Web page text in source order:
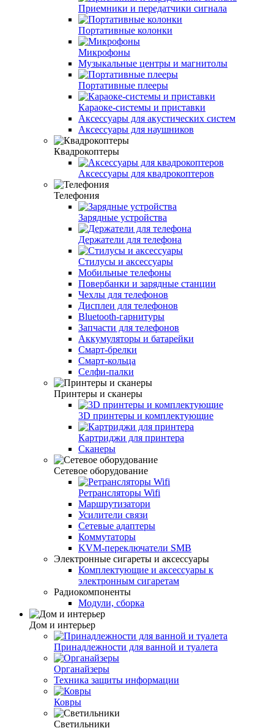
Приемники и передатчики сигнала
Портативные колонки
Микрофоны
Музыкальные центры и магнитолы
Портативные плееры
Караоке-системы и приставки
Аксессуары для акустических систем
Аксессуары для наушников
Квадрокоптеры
Аксессуары для квадрокоптеров
Телефония
Зарядные устройства
Держатели для телефона
Стилусы и аксессуары
Мобильные телефоны
Повербанки и зарядные станции
Чехлы для телефонов
Дисплеи для телефонов
Bluetooth-гарнитуры
Запчасти для телефонов
Аккумуляторы и батарейки
Смарт-брелки
Смарт-кольца
Селфи-палки
Принтеры и сканеры
3D принтеры и комплектующие
Картриджи для принтера
Сканеры
Сетевое оборудование
Ретрансляторы Wifi
Маршрутизатори
Усилители связи
Сетевые адаптеры
Коммутаторы
KVM-переключатели SMB
Электронные сигареты и аксессуары
Комплектующие и аксессуары к
электронным сигаретам
Радиокомпоненты
Модули, сборка
Дом и интерьер
Принадлежности для ванной и туалета
Органайзеры
Техника защиты информации
Ковры
Светильники